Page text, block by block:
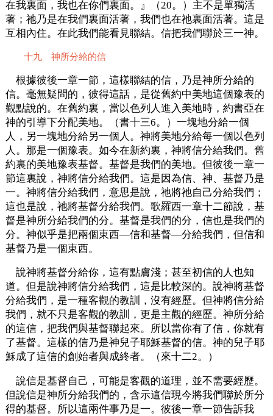
在我裏面，我也在你們裏面。』（20。）主不是單獨活
著；祂乃是在我們裏面活著，我們也在祂裏面活著。這是
互相內住。在此我們能看見聯結。信把我們聯於三一神。
十九 神所分給的信
根據彼後一章一節，這樣聯結的信，乃是神所分給的
信。毫無疑問的，彼得這話，是從舊約中美地這個豫表的
觀點說的。在舊約裏，當以色列人進入美地時，約書亞在
神的引導下分配美地。（書十三6。）一塊地分給一個
人，另一塊地分給另一個人。神將美地分給每一個以色列
人。那是一個豫表。如今在新約裏，神將信分給我們。舊
約裏的美地豫表基督。基督是我們的美地。但彼後一章一
節這裏說，神將信分給我們。這是因為信、神、基督乃是
一。神將信分給我們，意思是說，祂將祂自己分給我們；
這也是說，祂將基督分給我們。歌羅西一章十二節說，基
督是神所分給我們的分。基督是我們的分，信也是我們的
分。神似乎是把兩個東西—信和基督—分給我們，但信和
基督乃是一個東西。
說神將基督分給你，這有點膚淺；甚至初信的人也知
道。但是說神將信分給我們，這是比較深的。說神將基督
分給我們，是一種客觀的教訓，沒有經歷。但神將信分給
我們，就不只是客觀的教訓，更是主觀的經歷。神所分給
的這信，把我們與基督聯起來。所以當你有了信，你就有
了基督。這樣的信乃是神兒子耶穌基督的信。神的兒子耶
穌成了這信的創始者與成終者。（來十二2。）
說信是基督自己，可能是客觀的道理，並不需要經歷。
但說信是神所分給我們的，含示這信現今將我們聯於所分
得的基督。所以這兩件事乃是一。彼後一章一節告訴我